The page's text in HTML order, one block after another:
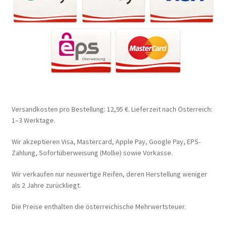
Versandkosten pro Bestellung: 12,95 €. Lieferzeit nach Österreich:
1–3 Werktage.
Wir akzeptieren Visa, Mastercard, Apple Pay, Google Pay, EPS-
Zahlung, Sofortüberweisung (Mollie) sowie Vorkasse.
Wir verkaufen nur neuwertige Reifen, deren Herstellung weniger
als 2 Jahre zurückliegt.
Die Preise enthalten die österreichische Mehrwertsteuer.